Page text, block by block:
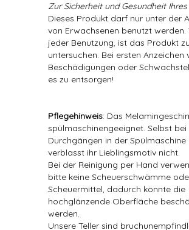
Zur Sicherheit und Gesundheit Ihres
Dieses Produkt darf nur unter der
von Erwachsenen benutzt werden.
jeder Benutzung, ist das Produkt zu
untersuchen. Bei ersten Anzeichen
Beschädigungen oder
es zu entsorgen!
Pflegehinweis: Das
spülmaschinengeeignet. Selbst bei
Durchgängen in der Spülmaschine
verblasst ihr Lieblingsmotiv nicht.
Bei der Reinigung per Hand
bitte keine Scheuerschwämme
Scheuermittel, dadurch könnte die
hochglänzende Oberfläche
werden.
Unsere Teller sind